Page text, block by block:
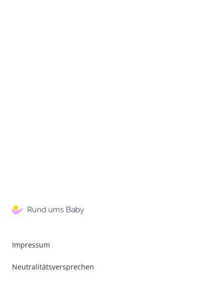
Impressum
Neutralitätsversprechen